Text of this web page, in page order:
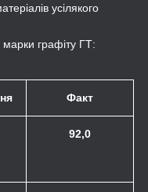
усілякого
графіту ГТ:
Факт
92,0